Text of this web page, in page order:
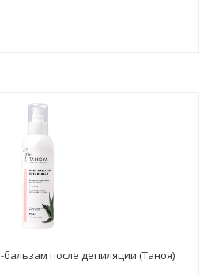
после депиляции (Таноя)